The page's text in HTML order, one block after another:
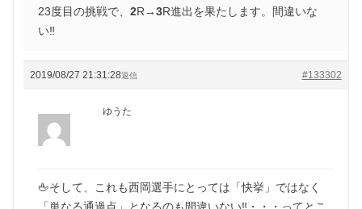
23度目の挑戦で、2R→3R進出を果たします。間違いな
い‼️
2019/08/27 21:31:28 #133302
返信
ゆうた
🖕そして、これも西岡選手にとっては「快挙」ではなく